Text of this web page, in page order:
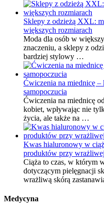
Sklepy z odzieżą XXL:
większych rozmiarach
Moda dla osób w
znaczeniu, a sklepy z
bardziej stylowy …
Ćwiczenia na miednicę
samopoczucia
Ćwiczenia na miednicę
kobiet, wpływając nie
życia, ale także na …
Kwas hialuronowy w
produktów przy
Ciąża to czas, w którym
dotyczącym pielęgnacji
wrażliwą skórą
Medycyna